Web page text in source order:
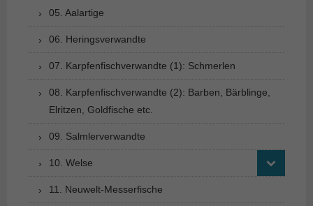
05. Aalartige
06. Heringsverwandte
07. Karpfenfischverwandte (1): Schmerlen
08. Karpfenfischverwandte (2): Barben, Bärblinge,
Elritzen, Goldfische etc.
09. Salmlerverwandte
10. Welse
11. Neuwelt-Messerfische